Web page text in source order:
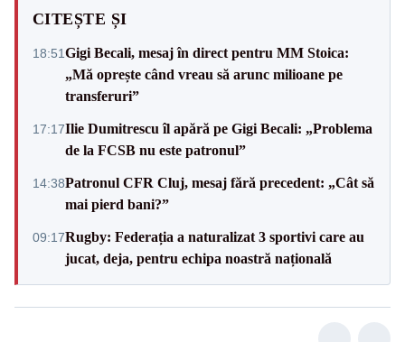
CITEȘTE ȘI
18:51Gigi Becali, mesaj în direct pentru MM Stoica:
„Mă oprește când vreau să arunc milioane pe
transferuri”
17:17Ilie Dumitrescu îl apără pe Gigi Becali: „Problema
de la FCSB nu este patronul”
14:38Patronul CFR Cluj, mesaj fără precedent: „Cât să
mai pierd bani?”
09:17Rugby: Federația a naturalizat 3 sportivi care au
jucat, deja, pentru echipa noastră națională